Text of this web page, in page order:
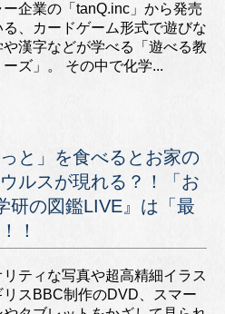
企業の「tanQ.inc」から発売
る、カードゲーム形式で遊びな
や漢字などが学べる「遊べる教
ズ」。 その中で化学...
と」を食べるとお家の
ルスが現れる？！「お
研の図鑑LIVE』は「最
！
ティな写真や超高精細イラス
リスBBC制作のDVD、スマー